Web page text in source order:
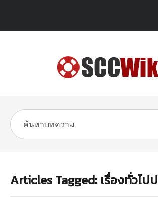
Articles Tagged: เรื่องทั่วไปป